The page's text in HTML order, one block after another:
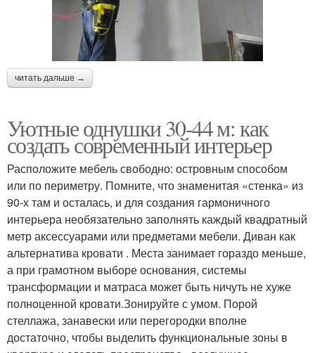
читать дальше →
Уютные однушки 30-44 м: как
создать современный интерьер
Расположите мебель свободно: островным способом
или по периметру. Помните, что знаменитая «стенка» из
90-х там и осталась, и для создания гармоничного
интерьера необязательно заполнять каждый квадратный
метр аксессуарами или предметами мебели. Диван как
альтернатива кровати . Места занимает гораздо меньше,
а при грамотном выборе основания, системы
трансформации и матраса может быть ничуть не хуже
полноценной кровати.Зонируйте с умом. Порой
стеллажа, занавески или перегородки вполне
достаточно, чтобы выделить функциональные зоны в